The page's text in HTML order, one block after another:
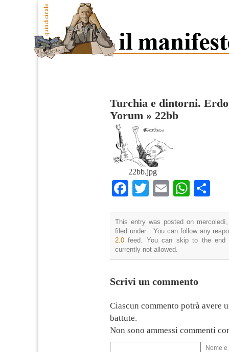
Turchia e dintorni.
Yorum » 22bb
22bb.jpg
Facebook
TwitterEmail
This entry was posted on
filed under . You can follow any
2.0 feed. You can skip to the end
currently not allowed.
Scrivi un commento
Ciascun commento potrà avere
battute.
Non sono ammessi commenti
Nome